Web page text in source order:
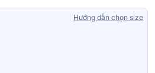
Hướng dẫn chọn size